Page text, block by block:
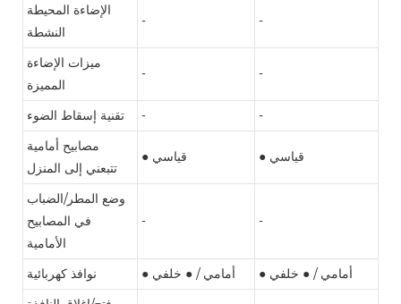
الإضاءة المحيطة
النشطة
- -
ميزات الإضاءة
المميزة
- -
تقنية إسقاط الضوء -
-
مصابيح أمامية
تتبعني إلى المنزل
● قياسي ● قياسي
وضع المطر/الضباب
في المصابيح
الأمامية
- -
نوافذ كهربائية ● أمامي / ● خلفي
● أمامي / ● خلفي